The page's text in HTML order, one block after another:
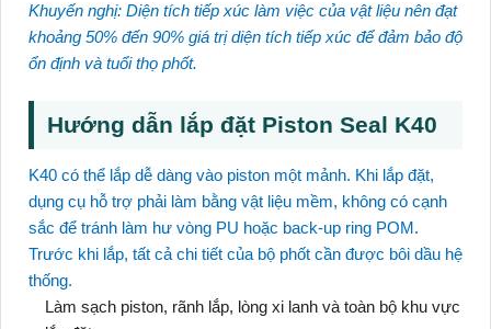
Khuyến nghị: Diện tích tiếp xúc làm việc của vật liệu nên đạt
khoảng 50% đến 90% giá trị diện tích tiếp xúc để đảm bảo độ
ổn định và tuổi thọ phốt.
Hướng dẫn lắp đặt Piston Seal K40
K40 có thể lắp dễ dàng vào piston một mảnh. Khi lắp đặt,
dụng cụ hỗ trợ phải làm bằng vật liệu mềm, không có cạnh
sắc để tránh làm hư vòng PU hoặc back-up ring POM.
Trước khi lắp, tất cả chi tiết của bộ phốt cần được bôi dầu hệ
thống.
Làm sạch piston, rãnh lắp, lòng xi lanh và toàn bộ khu vực